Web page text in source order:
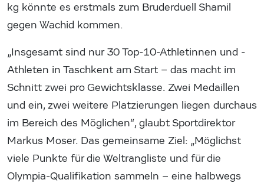
kg könnte es erstmals zum Bruderduell Shamil
gegen Wachid kommen.
„Insgesamt sind nur 30 Top-10-Athletinnen und -
Athleten in Taschkent am Start – das macht im
Schnitt zwei pro Gewichtsklasse. Zwei Medaillen
und ein, zwei weitere Platzierungen liegen durchaus
im Bereich des Möglichen“, glaubt Sportdirektor
Markus Moser. Das gemeinsame Ziel: „Möglichst
viele Punkte für die Weltrangliste und für die
Olympia-Qualifikation sammeln – eine halbwegs